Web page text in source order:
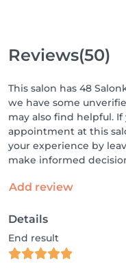
Reviews(50)
This salon has 48
we have some
may also find helpful.
appointment at this
your experience by
make informed
Add review
Details
End result